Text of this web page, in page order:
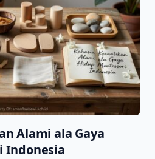
Alami ala Gaya
Indonesia